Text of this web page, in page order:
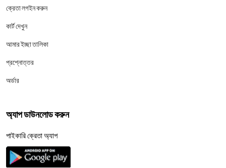
ক্রেতা লগইন করুন
কার্ট দেখুন
আমার ইচ্ছা তালিকা
প্রশ্নোত্তর
অর্ডার
অ্যাপ ডাউনলোড করুন
পাইকারি ক্রেতা অ্যাপ